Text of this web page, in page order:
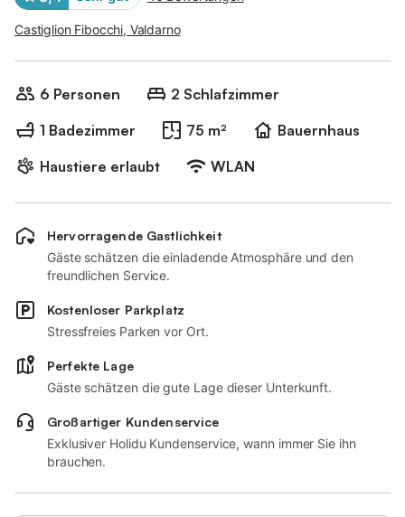
Castiglion Fibocchi, Valdarno
6 Personen
2 Schlafzimmer
1 Badezimmer
75 m²
Bauernhaus
Haustiere erlaubt
WLAN
Hervorragende Gastlichkeit
Gäste schätzen die einladende Atmosphäre und den
freundlichen Service.
Kostenloser Parkplatz
Stressfreies Parken vor Ort.
Perfekte Lage
Gäste schätzen die gute Lage dieser Unterkunft.
Großartiger Kundenservice
Exklusiver Holidu Kundenservice, wann immer Sie ihn
brauchen.